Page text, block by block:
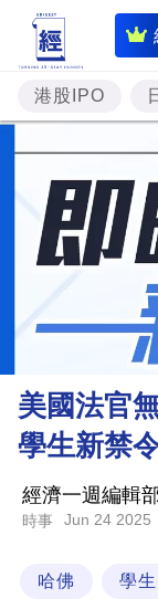
即
時
財
經
專
題
投
資
樓
市
財
商
業
科
港股IPO
美國法官
學生新禁
經濟一週編輯
時事 Jun 24 2025
哈佛 學生